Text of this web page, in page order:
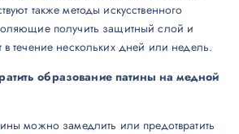
также методы искусственного
получить защитный слой и
в течение нескольких дней или недель.
образование патины на медной
можно замедлить или предотвратить